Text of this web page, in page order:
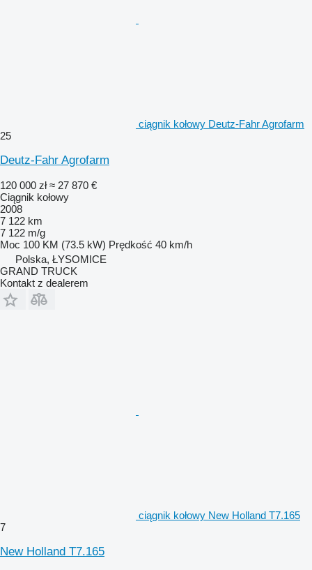
ciągnik kołowy Deutz-Fahr Agrofarm
25
Deutz-Fahr Agrofarm
120 000 zł ≈ 27 870 €
Ciągnik kołowy
2008
7 122 km
7 122 m/g
Moc 100 KM (73.5 kW) Prędkość 40 km/h
Polska, ŁYSOMICE
GRAND TRUCK
Kontakt z dealerem
ciągnik kołowy New Holland T7.165
7
New Holland T7.165